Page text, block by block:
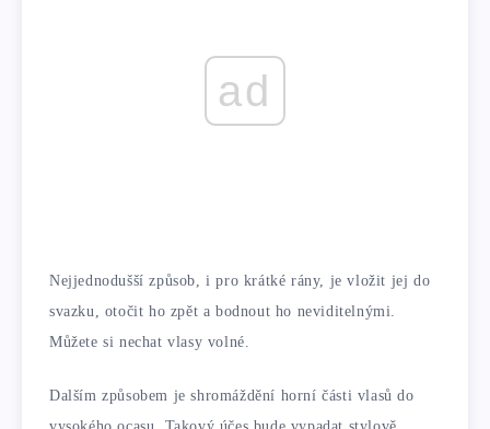
ad
Nejjednodušší způsob, i pro krátké rány, je vložit jej do
svazku, otočit ho zpět a bodnout ho neviditelnými.
Můžete si nechat vlasy volné.
Dalším způsobem je shromáždění horní části vlasů do